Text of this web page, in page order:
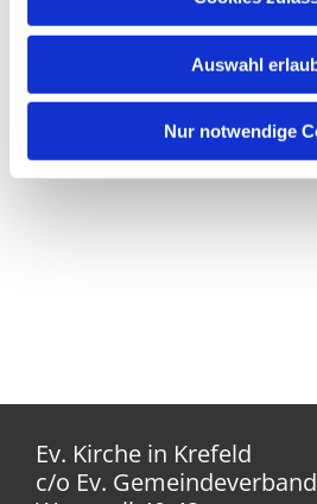
Auswahl
Nur notwendige
Ev. Kirche in Krefeld
c/o Ev.